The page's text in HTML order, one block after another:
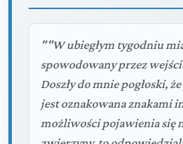
""W ubiegłym tygodniu
spowodowany przez
Doszły do mnie pogłoski,
jest oznakowana znakami
możliwości pojawienia się